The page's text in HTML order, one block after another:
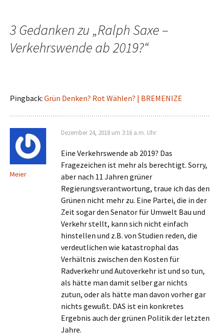
3 Gedanken zu „Ralph Saxe –
Verkehrswende ab 2019?“
Pingback: Grün Denken? Rot Wählen? | BREMENIZE
Meier
Dezember 24, 2018 um 3:16 a.m. Uhr
Eine Verkehrswende ab 2019? Das
Fragezeichen ist mehr als berechtigt. Sorry,
aber nach 11 Jahren grüner
Regierungsverantwortung, traue ich das den
Grünen nicht mehr zu. Eine Partei, die in der
Zeit sogar den Senator für Umwelt Bau und
Verkehr stellt, kann sich nicht einfach
hinstellen und z.B. von Studien reden, die
verdeutlichen wie katastrophal das
Verhältnis zwischen den Kosten für
Radverkehr und Autoverkehr ist und so tun,
als hätte man damit selber gar nichts
zutun, oder als hätte man davon vorher gar
nichts gewußt. DAS ist ein konkretes
Ergebnis auch der grünen Politik der letzten
Jahre.